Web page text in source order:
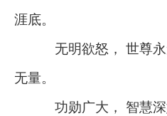
涯底。
无明欲怒， 世尊永
无量。
功勋广大， 智慧深